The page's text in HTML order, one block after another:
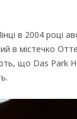
в 2004 році
в містечко
що Das Park